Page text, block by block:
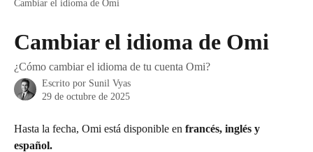
Cambiar el idioma de Omi
Cambiar el idioma de Omi
¿Cómo cambiar el idioma de tu cuenta Omi?
Escrito por Sunil Vyas
29 de octubre de 2025
Hasta la fecha, Omi está disponible en francés, inglés y
español.